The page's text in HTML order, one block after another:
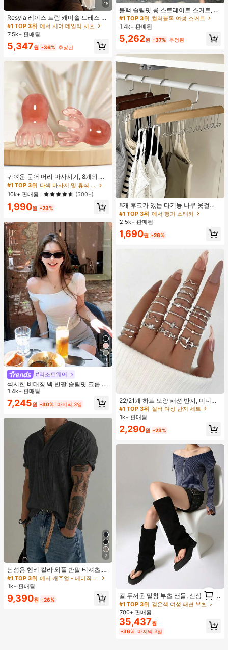
15
Resyla 레이스 트림 캐미솔 드레스 커
버 업, 여성용 긴소매 니트 시어 커버
업 탑, 여름
#1 TOP 3위 에서 시어 데일리 셔츠
7.5k+ 판매됨
5,347원 -36% 추정된
귀여운 문어 머리 마사지기, 8개의 촉
수, 머리 마사지기, 괄사 페이셜 도구,
머리 & 몸 이완, 독특한 마사지 포인
트, 수동 딥 티슈 마사지 도구, 학교, 개
학, 여행, 여행 필수품, 가정 필수품, 스
파, 마사지 도구, 마사지
#1 TOP 3위
다색 마사지 및 휴식 도구
10k+ 판매됨
(500+)
1,990원 -23%
9
#리조트웨어
섹시한 비대칭 넥 반팔 슬림핏 크롭 탑
화이트 여름
1.4k+ 판매됨
7,245원 -30% 마지막 3일
7
남성용 헨리 칼라 와플 반팔 티셔츠,
가볍고 통기성이 좋은 기본 티, 미국
미니멀리스트 스타일, 모든 계절에 적
#1 TOP 3위
에서 캐주얼 - 베이직 남성 상의
1k+ 판매됨
9,390원 -26%
블랙 슬림핏 롱 스트레이트 스커트, 여
성 패션 폴리에스터 캐주얼 파티 스커
트, 다용도 및 귀여운, 일상 착용에 적
합, 여름 휴가. 해변, 음악 축제 및 여름
휴가에 완벽, 90년대
#1 TOP 3위 컬러블록 여성 스커트
1.4k+ 판매됨
5,262원 -37% 추정된
8개 후크가 있는 다기능 나무 옷걸이
360도 회전 옷장 수납 후크 랙 상의
조끼 및 의류용 공간 절약 정리대
#1 TOP 3위 에서 행거 스태커
거의 매진!
#1 TOP 3위 에서 행거 스태커
거의 매진!
#1 TOP 3위 에서 행거 스태커
거의 매진!
#1 TOP 3위
에서 행거 스태커
거의 매진!
2.5k+ 판매됨
1,690원 -26%
22/21개 하트 모양 패션 반지, 미니멀
리스트 크리스탈 임베디드 보헤미안
기하학 반지 세트, 발렌타인데이, 어머
니날 선물
#1 TOP 3위
실버 여성 반지 세트
거의 매진!
#1 TOP 3위 실버 여성 반지 세트
거의 매진!
#1 TOP 3위 실버 여성 반지 세트
거의 매진!
#1 TOP 3위
실버 여성 반지 세트
거의 매진!
1k+ 판매됨
2,290원 -23%
걸 두꺼운 밑창 부츠 샌들, 신상품 여
름 키높이 롱 샤프트 니치 섹시 팝 걸
끈 레트로 스트리트 스타일 앵클 부츠
#1 TOP 3위
거의 매진!
#1 TOP 3위 검은색 여성 패션 부츠
거의 매진!
#1 TOP 3위 검은색 여성 패션 부츠
거의 매진!
#1 TOP 3위 검은색 여성 패션 부츠
거의 매진!
700+ 판매됨
35,437원
-36% 마지막 3일
1
1